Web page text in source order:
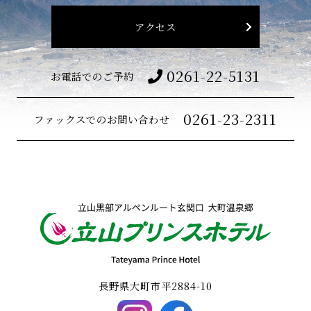
アクセス
お電話でのご予約 0261-22-5131
ファックスでのお問い合わせ 0261-23-2311
長野県大町市平2884-10